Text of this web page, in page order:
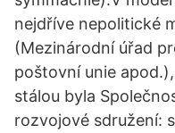
nejdříve nepolitické
(Mezinárodní úřad
poštovní unie
stálou byla
rozvojové sdružení: